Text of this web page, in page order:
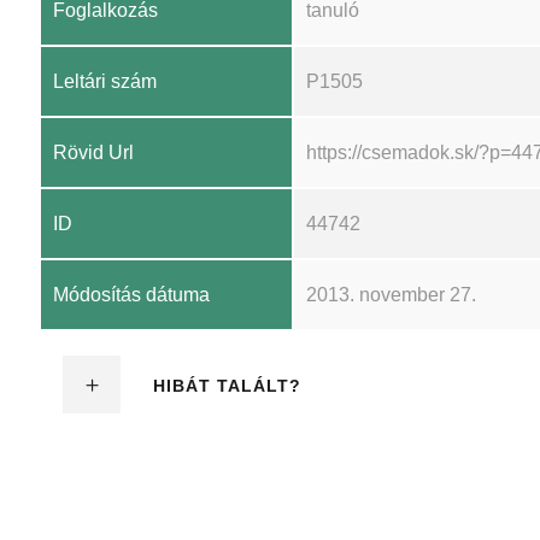
Foglalkozás tanuló
Leltári szám P1505
Rövid Url https://csemadok.sk/
ID 44742
Módosítás dátuma 2013. november 27.
HIBÁT TALÁLT?